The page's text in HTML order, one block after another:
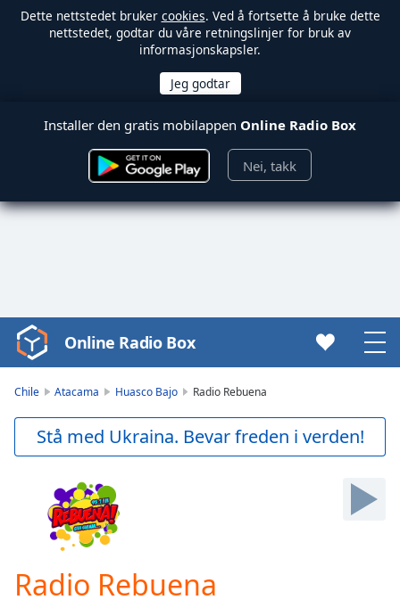
Dette nettstedet bruker cookies. Ved å fortsette å bruke dette
nettstedet, godtar du våre retningslinjer for bruk av
informasjonskapsler.
Installer den gratis mobilappen Online Radio Box
Nei, takk
Video
Player
Backward
Current
Time0:00
Online Radio Box
Chile Atacama Huasco Bajo Radio Rebuena
Stå med Ukraina. Bevar freden i verden!
Radio Rebuena